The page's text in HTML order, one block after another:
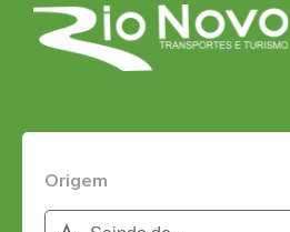
Origem